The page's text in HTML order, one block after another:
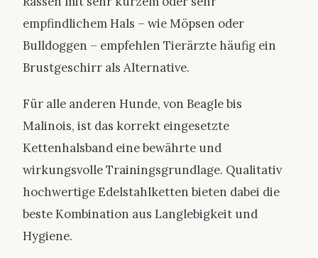
empfindlichem Hals – wie Möpsen oder
Bulldoggen – empfehlen Tierärzte häufig ein
Brustgeschirr als Alternative.
Für alle anderen Hunde, von Beagle bis
Malinois, ist das korrekt eingesetzte
Kettenhalsband eine bewährte und
wirkungsvolle Trainingsgrundlage. Qualitativ
hochwertige Edelstahlketten bieten dabei die
beste Kombination aus Langlebigkeit und
Hygiene.